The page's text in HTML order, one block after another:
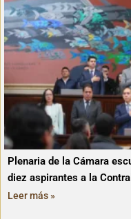
Plenaria de la Cámara
diez aspirantes a la
Leer más »